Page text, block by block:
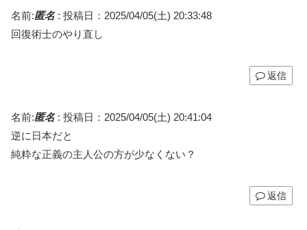
名前:匿名: 投稿日：2025/04/05(土) 20:33:48
回復術士のやり直し
返信
名前:匿名: 投稿日：2025/04/05(土) 20:41:04
逆に日本だと
純粋な正義の主人公の方が少なくない？
返信